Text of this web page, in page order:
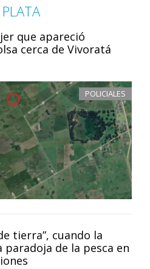
que apareció
cerca de Vivoratá
POLICIALES
tierra”, cuando la
paradoja de la pesca en